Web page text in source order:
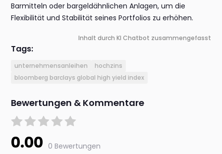
Barmitteln oder bargeldähnlichen Anlagen, um die
Flexibilität und Stabilität seines Portfolios zu erhöhen.
Inhalt durch KI Chatbot zusammengefasst
Tags:
unternehmensanleihen
hochzins
bloomberg barclays global high yield index
Bewertungen & Kommentare
0.00 0 Bewertungen